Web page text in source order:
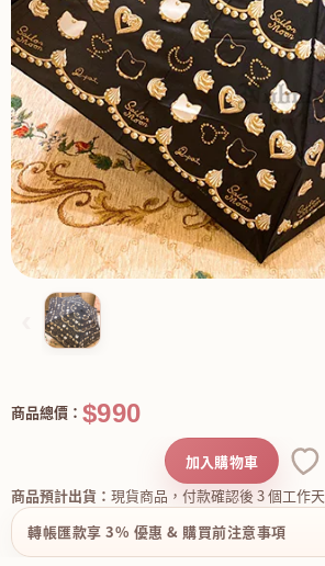
商品總價： $990
商品預計出貨： 現貨商品，付款確認後 3 個工作天
加入購物車
轉帳匯款享 3% 優惠 & 購買前注意事項